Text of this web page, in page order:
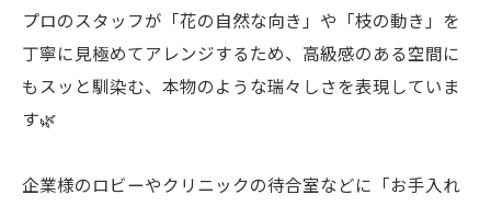
プロのスタッフが「花の自然な向き」や「枝の動き」を
丁寧に見極めてアレンジするため、高級感のある空間に
もスッと馴染む、本物のような瑞々しさを表現していま
す🌿
企業様のロビーやクリニックの待合室などに「お手入れ